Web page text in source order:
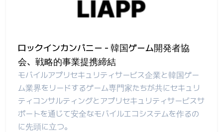
ロックインカンパニー - 韓国ゲーム開発者協
会、戦略的事業提携締結
モバイルアプリセキュリティサービス企業と韓国ゲー
ム業界をリードするゲーム専門家たちが共にセキュリ
ティコンサルティングとアプリセキュリティサービスサ
ポートを通じて安全なモバイルエコシステムを作るの
に先頭に立つ。